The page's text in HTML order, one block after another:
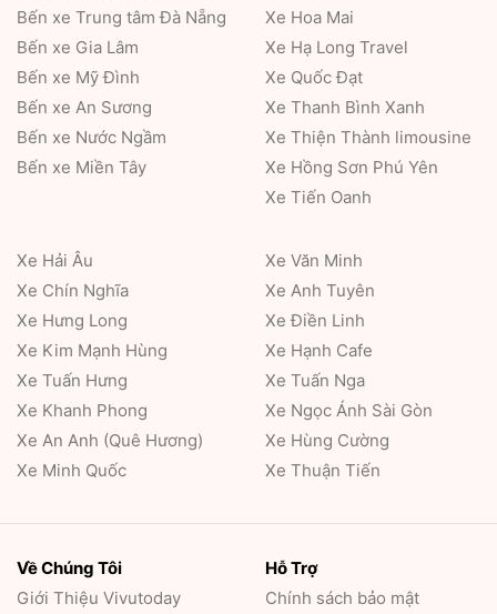
Bến xe Trung tâm Đà Nẵng
Bến xe Gia Lâm
Bến xe Mỹ Đình
Bến xe An Sương
Bến xe Nước Ngầm
Bến xe Miền Tây
Xe Hoa Mai
Xe Hạ Long Travel
Xe Quốc Đạt
Xe Thanh Bình Xanh
Xe Thiện Thành limousine
Xe Hồng Sơn Phú Yên
Xe Tiến Oanh
Xe Hải Âu
Xe Chín Nghĩa
Xe Hưng Long
Xe Kim Mạnh Hùng
Xe Tuấn Hưng
Xe Khanh Phong
Xe An Anh (Quê Hương)
Xe Minh Quốc
Xe Văn Minh
Xe Anh Tuyên
Xe Điền Linh
Xe Hạnh Cafe
Xe Tuấn Nga
Xe Ngọc Ánh Sài Gòn
Xe Hùng Cường
Xe Thuận Tiến
Về Chúng Tôi
Giới Thiệu Vivutoday
Hỗ Trợ
Chính sách bảo mật